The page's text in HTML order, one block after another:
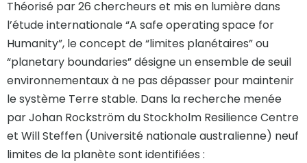
Théorisé par 26 chercheurs et mis en lumière dans
l’étude internationale “A safe operating space for
Humanity”, le concept de “limites planétaires” ou
“planetary boundaries” désigne un ensemble de seuil
environnementaux à ne pas dépasser pour maintenir
le système Terre stable. Dans la recherche menée
par Johan Rockström du Stockholm Resilience Centre
et Will Steffen (Université nationale australienne) neuf
limites de la planète sont identifiées :